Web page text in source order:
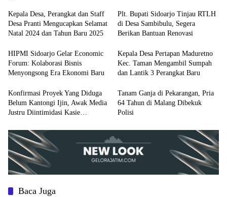
Kepala Desa, Perangkat dan Staff
Desa Pranti Mengucapkan Selamat
Natal 2024 dan Tahun Baru 2025
Plt. Bupati Sidoarjo Tinjau RTLH
di Desa Sambibulu, Segera
Berikan Bantuan Renovasi
HIPMI Sidoarjo Gelar Economic
Forum: Kolaborasi Bisnis
Menyongsong Era Ekonomi Baru
Kepala Desa Pertapan Maduretno
Kec. Taman Mengambil Sumpah
dan Lantik 3 Perangkat Baru
Konfirmasi Proyek Yang Diduga
Belum Kantongi Ijin, Awak Media
Justru Diintimidasi Kasie
Tanam Ganja di Pekarangan, Pria
64 Tahun di Malang Dibekuk
Polisi
Baca Juga